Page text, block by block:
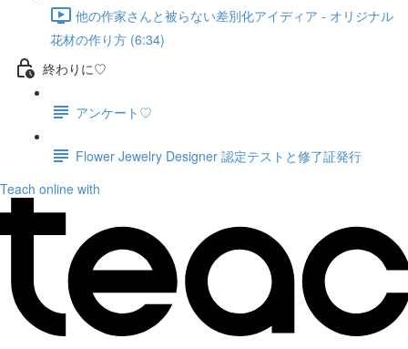
他の作家さんと被らない差別化アイディア - オリジナル
花材の作り方 (6:34)
終わりに♡
アンケート♡
Flower Jewelry Designer 認定テストと修了証発行
Teach online with